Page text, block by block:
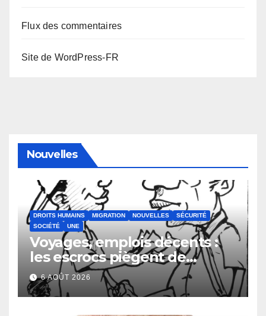
Flux des commentaires
Site de WordPress-FR
Nouvelles
DROITS HUMAINS MIGRATION NOUVELLES
SÉCURITÉ
SOCIÉTÉ
UNE
Voyages, emplois décents :
les escrocs piègent de
nombreux jeunes
6 AOÛT 2026